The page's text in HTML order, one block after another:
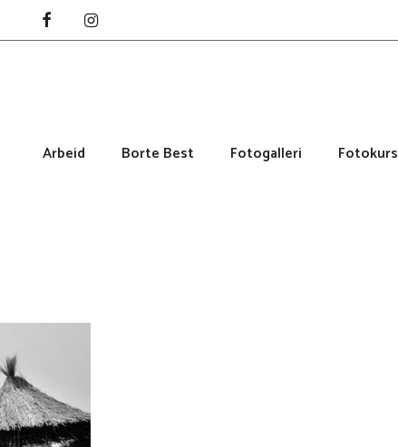
Arbeid Borte Best Fotogalleri Fotokurs